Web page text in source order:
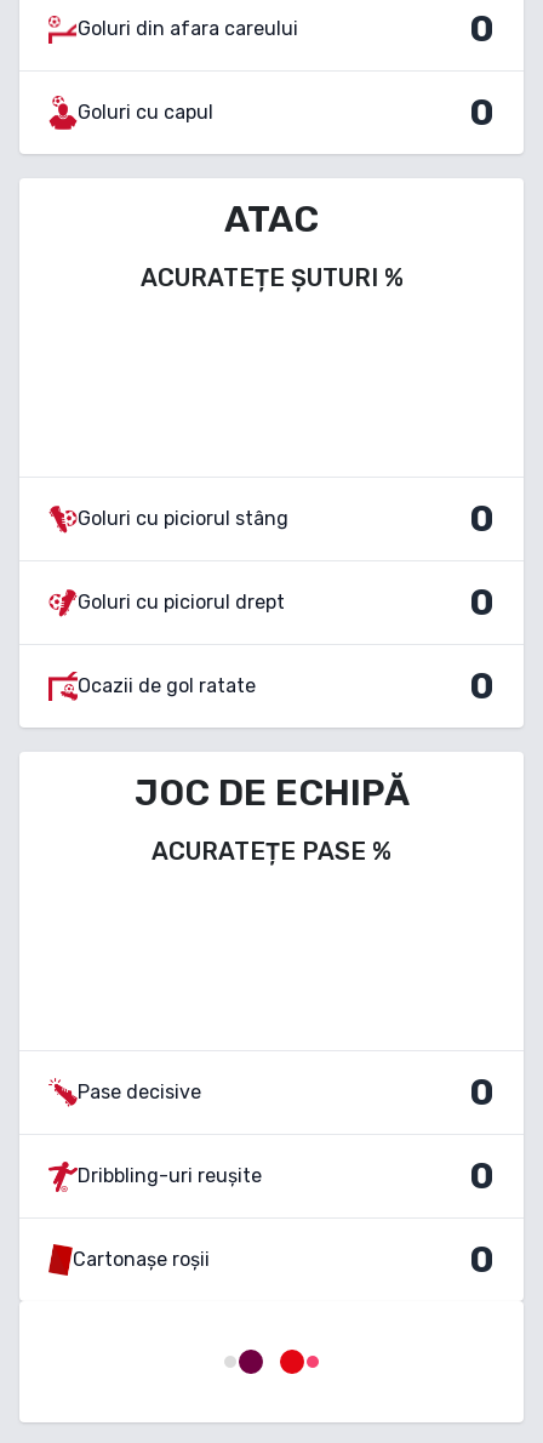
Goluri din afara careului 0
Goluri cu capul 0
ATAC
ACURATEȚE ȘUTURI %
Goluri cu piciorul stâng 0
Goluri cu piciorul drept 0
Ocazii de gol ratate 0
JOC DE ECHIPĂ
ACURATEȚE PASE %
Pase decisive 0
Dribbling-uri reușite 0
Cartonașe roșii 0